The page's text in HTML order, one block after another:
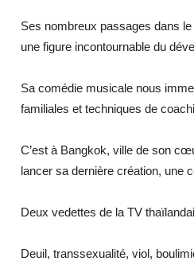
Ses nombreux passages dans
une figure incontournable du
Sa comédie musicale nous
familiales et techniques de
C’est à Bangkok, ville de son
lancer sa dernière création, une
Deux vedettes de la TV
Deuil, transsexualité, viol,